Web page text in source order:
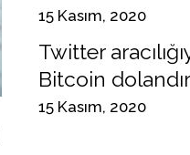
15 Kasım, 2020
Twitter
Bitcoin
15 Kasım, 2020